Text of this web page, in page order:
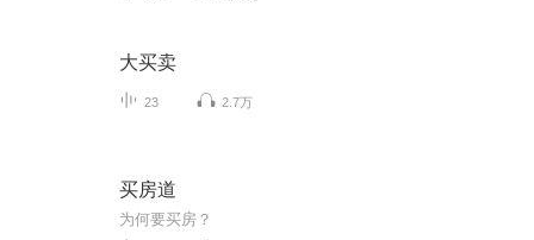
大买卖
23 2.7万
买房道
为何要买房？